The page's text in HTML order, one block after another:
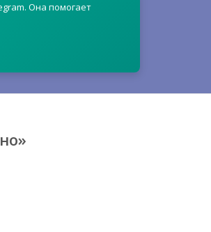
Она помогает